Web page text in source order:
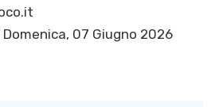
Domenica, 07 Giugno 2026